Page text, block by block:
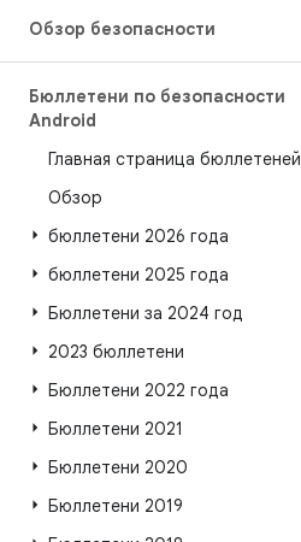
Обзор безопасности
Бюллетени по безопасности
Android
Главная страница бюллетеней
Обзор
бюллетени 2026 года
бюллетени 2025 года
Бюллетени за 2024 год
2023 бюллетени
Бюллетени 2022 года
Бюллетени 2021
Бюллетени 2020
Бюллетени 2019